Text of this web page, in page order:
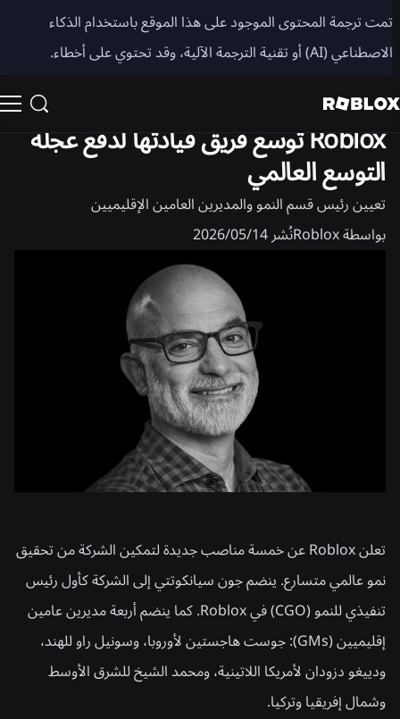
تمت ترجمة المحتوى الموجود على هذا الموقع باستخدام الذكاء
الاصطناعي (AI) أو تقنية الترجمة الآلية، وقد تحتوي على أخطاء.
مشاركة
Roblox توسع فريق قيادتها لدفع عجلة
التوسع العالمي
تعيين رئيس قسم النمو والمديرين العامين الإقليميين
بواسطةRobloxنُشر14‏/05‏/2026
تعلن Roblox عن خمسة مناصب جديدة لتمكين الشركة من تحقيق
نمو عالمي متسارع. ينضم جون سيانكوتتي إلى الشركة كأول رئيس
تنفيذي للنمو (CGO) في Roblox. كما ينضم أربعة مديرين عامين
إقليميين (GMs): جوست هاجستين لأوروبا، وسونيل راو للهند،
ودييغو دزودان لأمريكا اللاتينية، ومحمد الشيخ للشرق الأوسط
وشمال إفريقيا وتركيا.